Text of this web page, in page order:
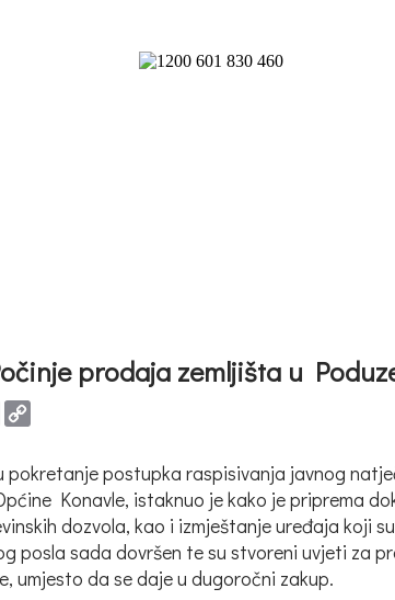
prodaja zemljišta u
Email
pokretanje postupka raspisivanja javnog
Konavle, istaknuo je kako je priprema
dozvola, kao i izmještanje uređaja koji
posla sada dovršen te su stvoreni uvjeti za
umjesto da se daje u dugoročni zakup.